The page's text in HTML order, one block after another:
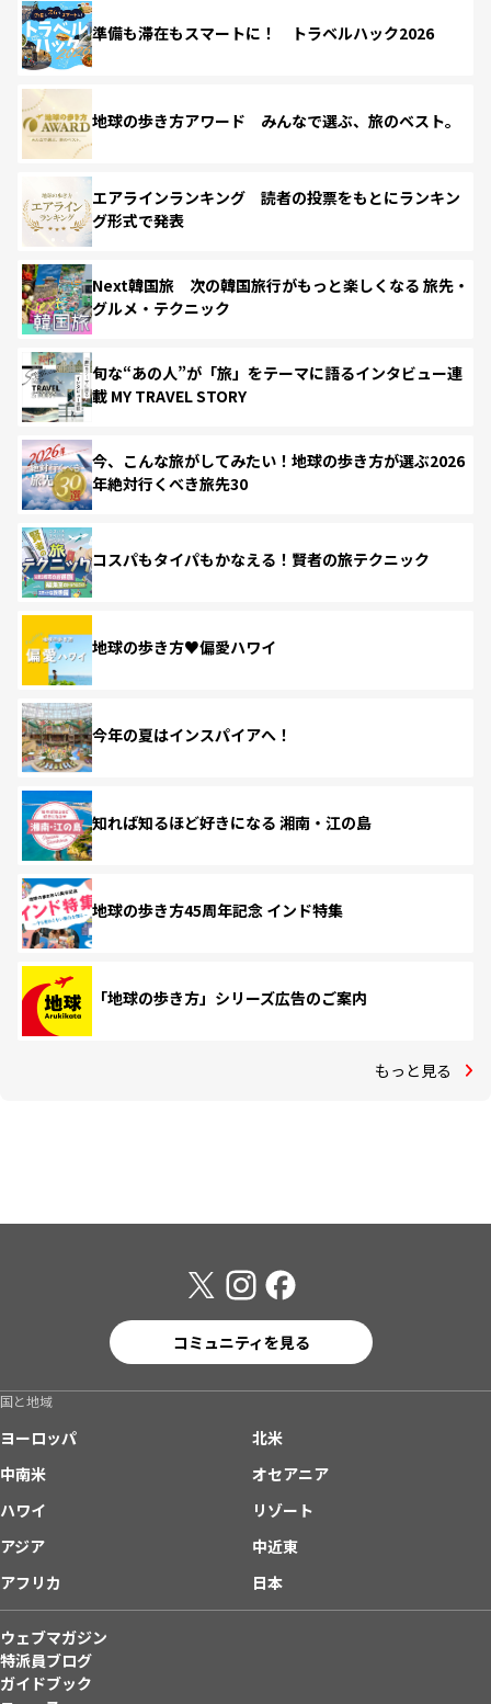
準備も滞在もスマートに！ トラベルハック2026
地球の歩き方アワード みんなで選ぶ、旅のベスト。
エアラインランキング 読者の投票をもとにランキン
グ形式で発表
Next韓国旅 次の韓国旅行がもっと楽しくなる 旅先・
グルメ・テクニック
旬な“あの人”が「旅」をテーマに語るインタビュー連
載 MY TRAVEL STORY
今、こんな旅がしてみたい！地球の歩き方が選ぶ2026
年絶対行くべき旅先30
コスパもタイパもかなえる！賢者の旅テクニック
地球の歩き方♥偏愛ハワイ
今年の夏はインスパイアへ！
知れば知るほど好きになる 湘南・江の島
地球の歩き方45周年記念 インド特集
「地球の歩き方」シリーズ広告のご案内
もっと見る
コミュニティを見る
国と地域
ヨーロッパ
北米
中南米
オセアニア
ハワイ
リゾート
アジア
中近東
アフリカ
日本
ウェブマガジン
特派員ブログ
ガイドブック